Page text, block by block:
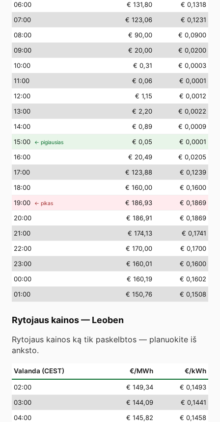
06:00 € 131,80
€ 0,1318
07:00 € 123,06
€ 0,1231
08:00 € 90,00
€ 0,0900
09:00 € 20,00
€ 0,0200
10:00 € 0,31
€ 0,0003
11:00 € 0,06
€ 0,0001
12:00 € 1,15
€ 0,0012
13:00 € 2,20
€ 0,0022
14:00 € 0,89
€ 0,0009
15:00 ← pigiausias € 0,05
€ 0,0001
16:00 € 20,49
€ 0,0205
17:00 € 123,88
€ 0,1239
18:00 € 160,00
€ 0,1600
19:00 ← pikas € 186,93
€ 0,1869
20:00 € 186,91
€ 0,1869
21:00 € 174,13
€ 0,1741
22:00 € 170,00
€ 0,1700
23:00 € 160,01
€ 0,1600
00:00 € 160,19
€ 0,1602
01:00 € 150,76 € 0,1508
Rytojaus kainos— Leoben
Rytojaus kainos ką tik paskelbtos — planuokite iš
anksto.
Valanda (CEST) €/MWh €/kWh
02:00 € 149,34
€ 0,1493
03:00 € 144,09
€ 0,1441
04:00 € 145,82
€ 0,1458